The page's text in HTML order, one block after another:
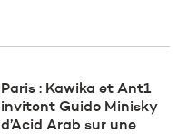
Paris : Kawika et Ant1
invitent Guido Minisky
d’Acid Arab sur une